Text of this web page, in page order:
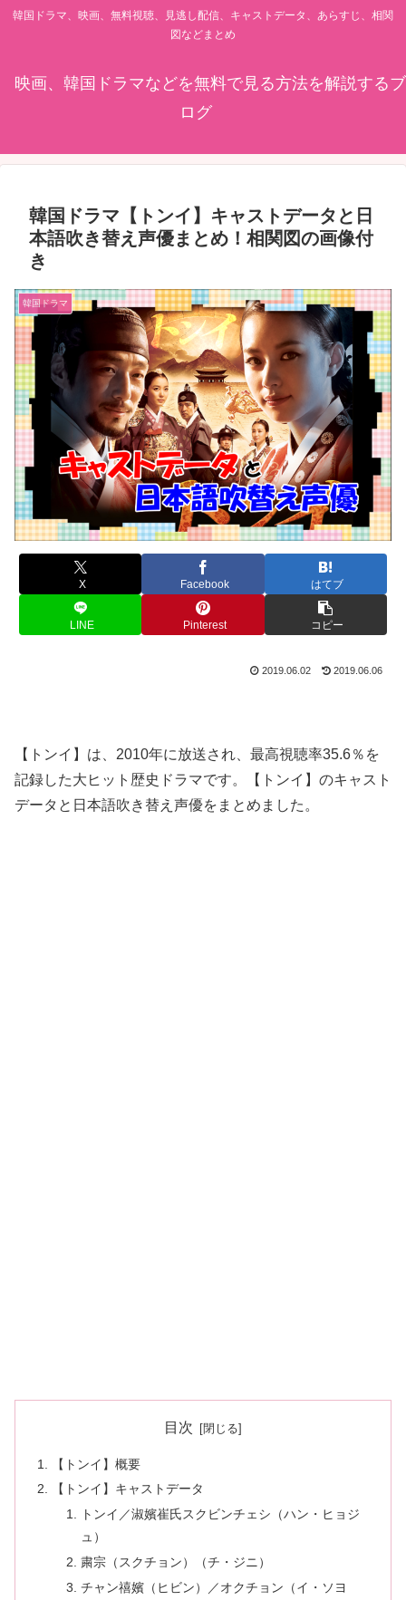
韓国ドラマ、映画、無料視聴、見逃し配信、キャストデータ、あらすじ、相関
図などまとめ
映画、韓国ドラマなどを無料で見る方法を解説するブ
ログ
韓国ドラマ【トンイ】キャストデータと日
本語吹き替え声優まとめ！相関図の画像付
き
韓国ドラマ
X Facebook はてブ
LINE Pinterest コピー
2019.06.02 2019.06.06
【トンイ】は、2010年に放送され、最高視聴率35.6％を
記録した大ヒット歴史ドラマです。【トンイ】のキャスト
データと日本語吹き替え声優をまとめました。
目次
【トンイ】概要
【トンイ】キャストデータ
トンイ／淑嬪崔氏スクビンチェシ（ハン・ヒョジ
ュ）
粛宗（スクチョン）（チ・ジニ）
チャン禧嬪（ヒビン）／オクチョン（イ・ソヨ